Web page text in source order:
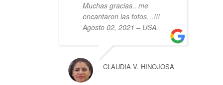
Muchas gracias.. me
encantaron las fotos…!!!
Agosto 02, 2021 – USA.
CLAUDIA V. HINOJOSA